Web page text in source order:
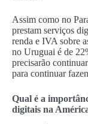
Assim como no
prestam serviços
renda e IVA sobre
no Uruguai é de
precisarão
para continuar
Qual é a
digitais na